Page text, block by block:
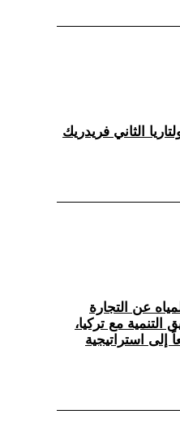
الثاني فريدريك
عن التجارة
مع تركيا،
إلى استراتيجية